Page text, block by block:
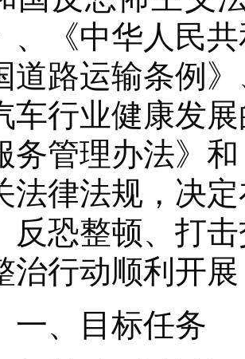
、《中华人民
道路运输条例
车行业健康发
务管理办法》
法律法规，决
反恐整顿、打
治行动顺利开
、目标任务